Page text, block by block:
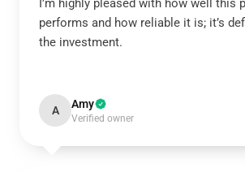
I’m highly pleased with how well this
performs and how reliable it is; it’s
the investment.
A Amy
Verified owner